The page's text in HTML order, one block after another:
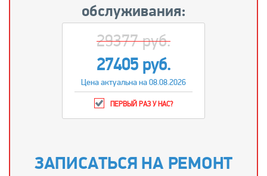
обслуживания:
29377 руб.
27405 руб.
Цена актуальна на 08.08.2026
ПЕРВЫЙ РАЗ У НАС?
ЗАПИСАТЬСЯ НА РЕМОНТ